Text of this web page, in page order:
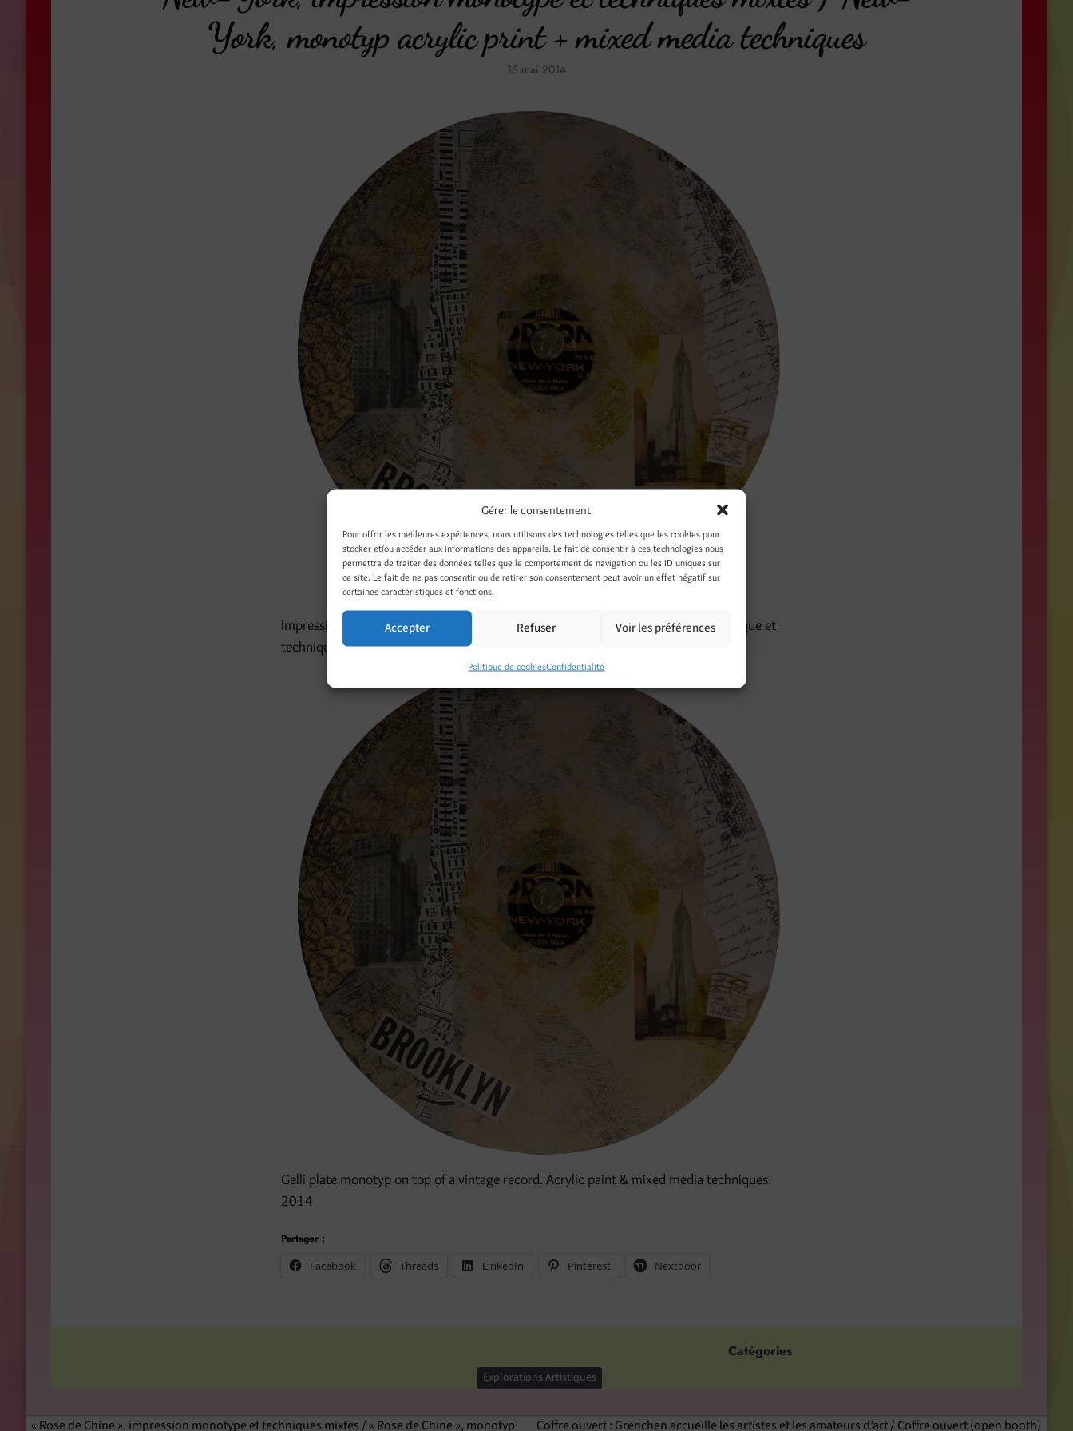
Gérer le consentement
Pour offrir les meilleures expériences, nous utilisons des technologies telles que les cookies pour
stocker et/ou accéder aux informations des appareils. Le fait de consentir à ces technologies nous
permettra de traiter des données telles que le comportement de navigation ou les ID uniques sur
ce site. Le fait de ne pas consentir ou de retirer son consentement peut avoir un effet négatif sur
certaines caractéristiques et fonctions.
Accepter Refuser Voir les préférences
Politique de cookiesConfidentialité
York, monotyp acrylic print + mixed media techniques
15 mai 2014
Impression monotype à la gelli plate sur un ancien disque 78 Tours. Peinture acrylique et
techniques mixtes. 2014 /
Gelli plate monotyp on top of a vintage record. Acrylic paint & mixed media techniques.
2014
Partager :
Facebook
Threads LinkedIn Pinterest Nextdoor
Catégories
Explorations Artistiques
« Rose de Chine », impression monotype et techniques mixtes / « Rose de Chine », monotyp Coffre ouvert : Grenchen accueille les artistes et les amateurs d’art / Coffre ouvert (open booth)